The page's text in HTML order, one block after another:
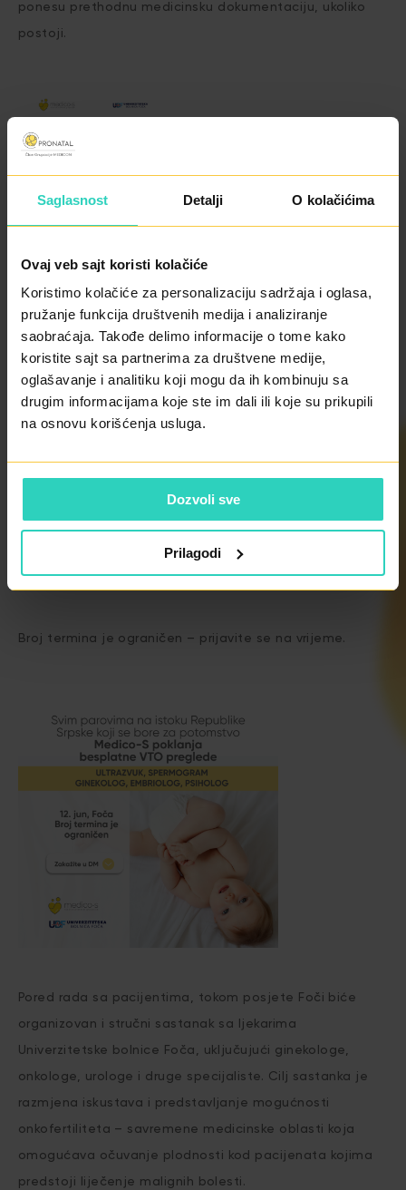
Saglasnost Detalji O kolačićima
Ovaj veb sajt koristi kolačiće
Koristimo kolačiće za personalizaciju sadržaja i oglasa,
pružanje funkcija društvenih medija i analiziranje
saobraćaja. Takođe delimo informacije o tome kako
koristite sajt sa partnerima za društvene medije,
oglašavanje i analitiku koji mogu da ih kombinuju sa
drugim informacijama koje ste im dali ili koje su prikupili
na osnovu korišćenja usluga.
Dozvoli sve
Prilagodi
ponesu prethodnu medicinsku dokumentaciju, ukoliko
postoji.
„Naš cilj je da parovima pružimo jasne informacije,
stručnu podršku i konkretne korake na putu ka
roditeljstvu, u njihovoj lokalnoj zajednici“, poručuju iz IVF
Ovaj događaj dio je kontinuirane misije ZU Medico-S da
savremenu reproduktivnu medicinu učini dostupnijom
parovima širom Republike Srpske, bez potrebe za
putovanjem u veće centre.
Broj termina je ograničen – prijavite se na vrijeme.
Pored rada sa pacijentima, tokom posjete Foči biće
organizovan i stručni sastanak sa ljekarima
Univerzitetske bolnice Foča, uključujući ginekologe,
onkologe, urologe i druge specijaliste. Cilj sastanka je
razmjena iskustava i predstavljanje mogućnosti
onkofertiliteta – savremene medicinske oblasti koja
omogućava očuvanje plodnosti kod pacijenata kojima
predstoji liječenje malignih bolesti.